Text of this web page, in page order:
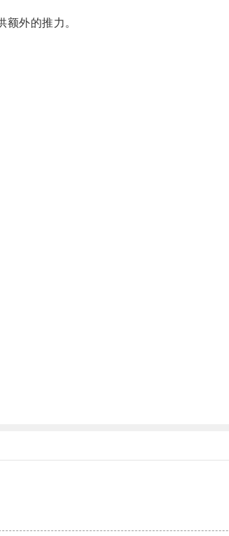
外的推力。